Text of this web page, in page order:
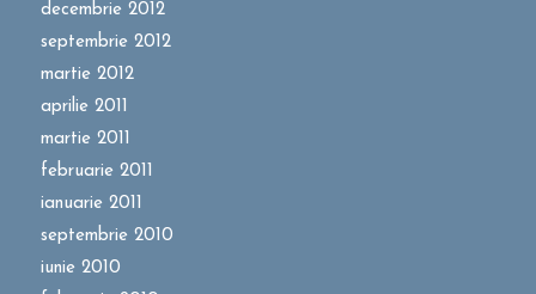
decembrie 2012
septembrie 2012
martie 2012
aprilie 2011
martie 2011
februarie 2011
ianuarie 2011
septembrie 2010
iunie 2010